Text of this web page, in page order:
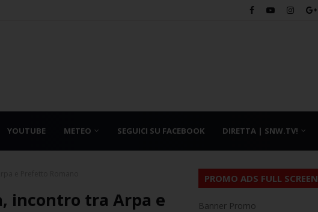
YOUTUBE METEO SEGUICI SU FACEBOOK DIRETTA | SNW.TV!
incontro tra Arpa e
PROMO ADS FULL SCREEN
Banner Promo